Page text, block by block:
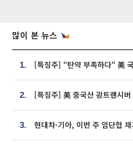
많이 본 뉴스
1.
2.
3.